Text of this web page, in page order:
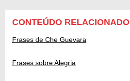
CONTEÚDO RELACIONADO
Frases de Che Guevara
Frases sobre Alegria